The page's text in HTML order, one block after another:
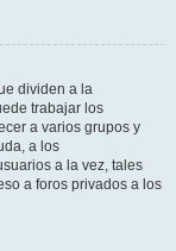
dividen a la
trabajar los
a varios grupos y
a los
a la vez, tales
a foros privados a los